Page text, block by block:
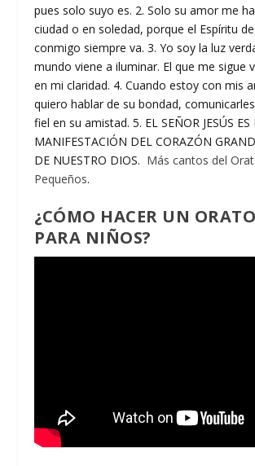
pues solo suyo es. 2. Solo su amor me
ciudad o en soledad, porque el Espíritu de
conmigo siempre va. 3. Yo soy la luz
mundo viene a iluminar. El que me sigue
en mi claridad. 4. Cuando estoy con mis
quiero hablar de su bondad,
fiel en su amistad. 5. EL SEÑOR JESÚS ES
MANIFESTACIÓN DEL CORAZÓN
DE NUESTRO DIOS. Más cantos del
Pequeños.
¿CÓMO HACER UN
PARA NIÑOS?